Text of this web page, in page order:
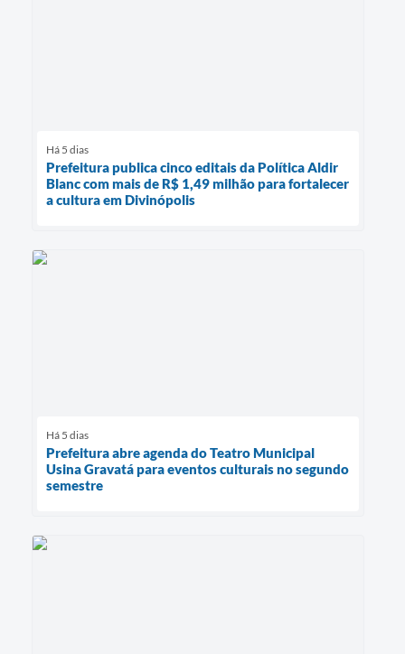
Há 5 dias
Prefeitura publica cinco editais da Política Aldir
Blanc com mais de R$ 1,49 milhão para fortalecer
a cultura em Divinópolis
Há 5 dias
Prefeitura abre agenda do Teatro Municipal
Usina Gravatá para eventos culturais no segundo
semestre